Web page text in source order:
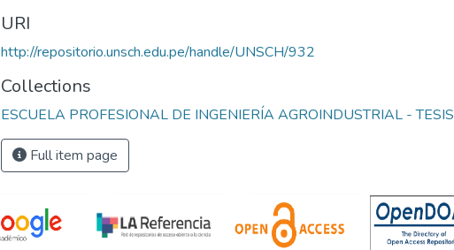
URI
http://repositorio.unsch.edu.pe/handle/UNSCH/932
Collections
ESCUELA PROFESIONAL DE INGENIERÍA AGROINDUSTRIAL - TESIS
Full item page